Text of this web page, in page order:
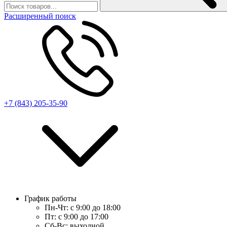
Расширенный поиск
+7 (843) 205-35-90
График работы
Пн-Чт: с 9:00 до 18:00
Пт: с 9:00 до 17:00